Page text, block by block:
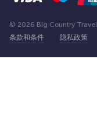
条款和条件 隐私政策
© 2026 Big Country Travel